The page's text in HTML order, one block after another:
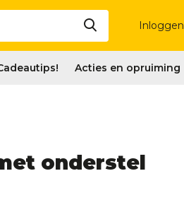
Inloggen
Acties en opruiming
onderstel